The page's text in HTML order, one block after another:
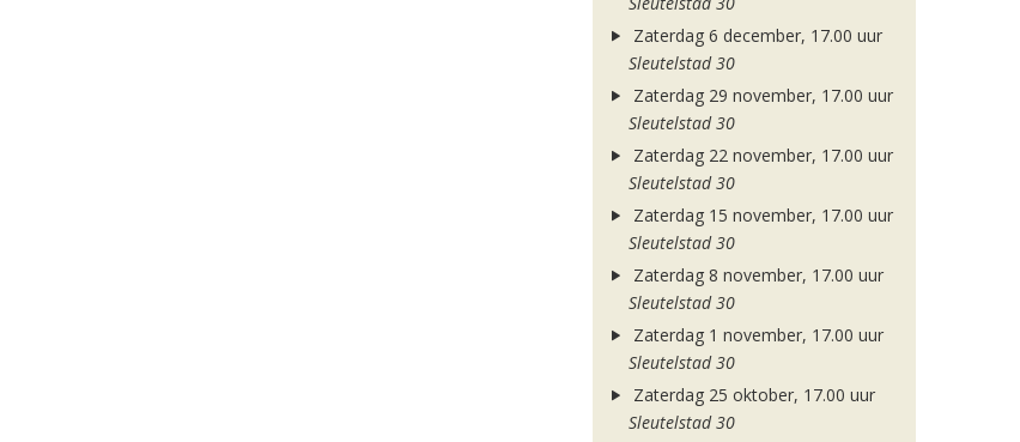
Zaterdag 6 december, 17.00 uur
Sleutelstad 30
Zaterdag 29 november, 17.00 uur
Sleutelstad 30
Zaterdag 22 november, 17.00 uur
Sleutelstad 30
Zaterdag 15 november, 17.00 uur
Sleutelstad 30
Zaterdag 8 november, 17.00 uur
Sleutelstad 30
Zaterdag 1 november, 17.00 uur
Sleutelstad 30
Zaterdag 25 oktober, 17.00 uur
Sleutelstad 30